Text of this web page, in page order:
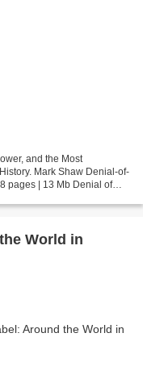
and the Most
Mark Shaw Denial-of-
pages | 13 Mb Denial of
World in